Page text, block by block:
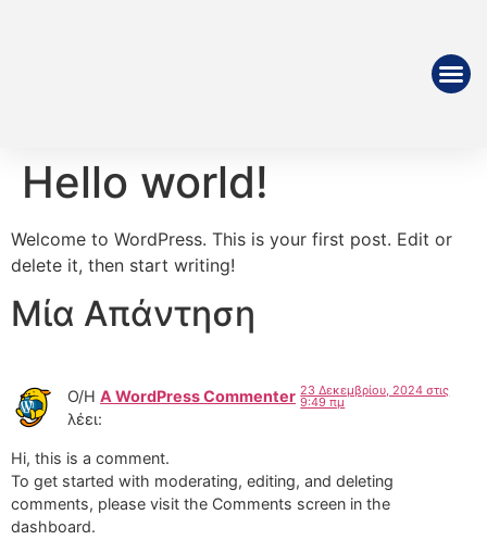
Hello world!
Welcome to WordPress. This is your first post. Edit or
delete it, then start writing!
Μία Απάντηση
Ο/Η A WordPress Commenter
λέει:
23 Δεκεμβρίου, 2024 στις
9:49 πμ
Hi, this is a comment.
To get started with moderating, editing, and deleting
comments, please visit the Comments screen in the
dashboard.